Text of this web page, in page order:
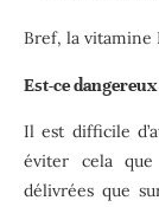
Bref, la vitamine
Est-ce dangereux
Il est difficile
éviter cela
délivrées que